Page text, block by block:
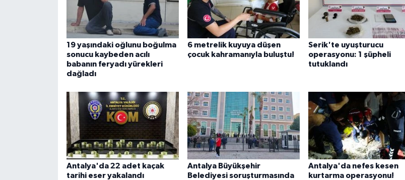
19 yaşındaki oğlunu boğulma
sonucu kaybeden acılı
babanın feryadı yürekleri
dağladı
6 metrelik kuyuya düşen
çocuk kahramanıyla buluştu!
Serik'te uyuşturucu
operasyonu: 1 şüpheli
tutuklandı
Antalya'da 22 adet kaçak
tarihi eser yakalandı
Antalya Büyükşehir
Belediyesi soruşturmasında
Antalya'da nefes kesen
kurtarma operasyonu!